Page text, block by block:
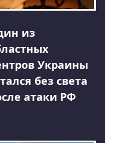
из
Украины
без света
атаки РФ